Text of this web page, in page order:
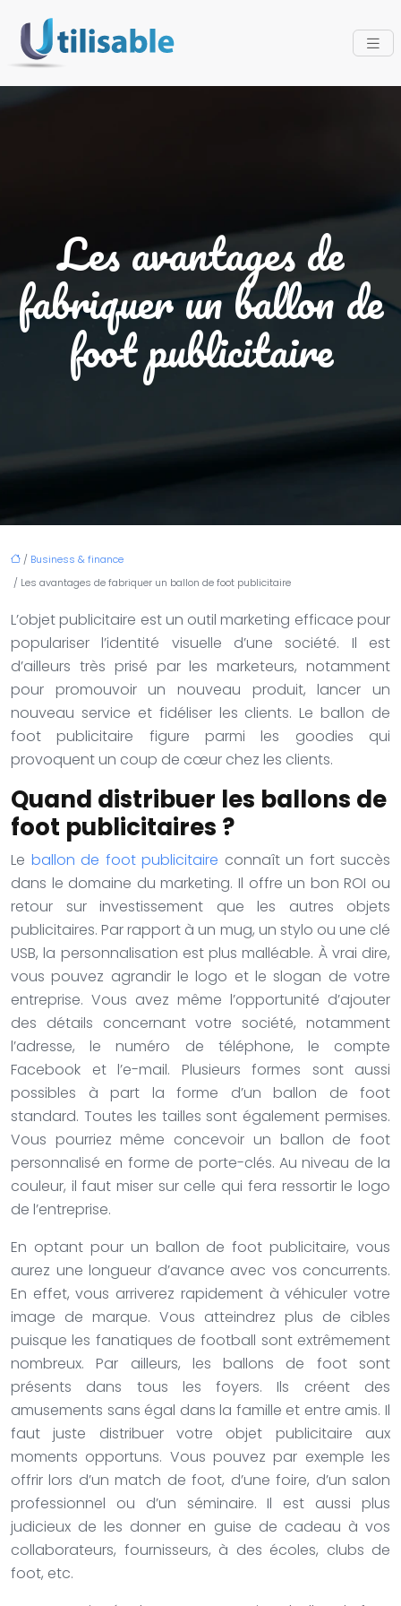
Les avantages de
fabriquer un ballon de
foot publicitaire
/ Business & finance
/ Les avantages de fabriquer un ballon de foot publicitaire
L’objet publicitaire est un outil marketing efficace pour
populariser l’identité visuelle d’une société. Il est
d’ailleurs très prisé par les marketeurs, notamment
pour promouvoir un nouveau produit, lancer un
nouveau service et fidéliser les clients. Le ballon de
foot publicitaire figure parmi les goodies qui
provoquent un coup de cœur chez les clients.
Quand distribuer les ballons de
foot publicitaires ?
Le ballon de foot publicitaire connaît un fort succès
dans le domaine du marketing. Il offre un bon ROI ou
retour sur investissement que les autres objets
publicitaires. Par rapport à un mug, un stylo ou une clé
USB, la personnalisation est plus malléable. À vrai dire,
vous pouvez agrandir le logo et le slogan de votre
entreprise. Vous avez même l’opportunité d’ajouter
des détails concernant votre société, notamment
l’adresse, le numéro de téléphone, le compte
Facebook et l’e-mail. Plusieurs formes sont aussi
possibles à part la forme d’un ballon de foot
standard. Toutes les tailles sont également permises.
Vous pourriez même concevoir un ballon de foot
personnalisé en forme de porte-clés. Au niveau de la
couleur, il faut miser sur celle qui fera ressortir le logo
de l’entreprise.
En optant pour un ballon de foot publicitaire, vous
aurez une longueur d’avance avec vos concurrents.
En effet, vous arriverez rapidement à véhiculer votre
image de marque. Vous atteindrez plus de cibles
puisque les fanatiques de football sont extrêmement
nombreux. Par ailleurs, les ballons de foot sont
présents dans tous les foyers. Ils créent des
amusements sans égal dans la famille et entre amis. Il
faut juste distribuer votre objet publicitaire aux
moments opportuns. Vous pouvez par exemple les
offrir lors d’un match de foot, d’une foire, d’un salon
professionnel ou d’un séminaire. Il est aussi plus
judicieux de les donner en guise de cadeau à vos
collaborateurs, fournisseurs, à des écoles, clubs de
foot, etc.